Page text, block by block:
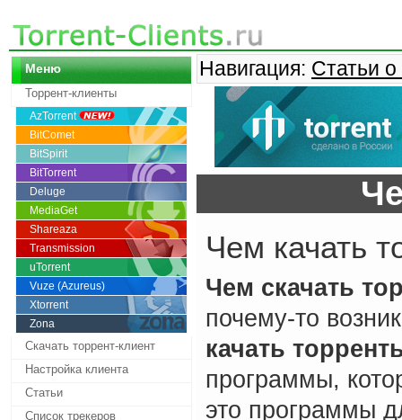
Меню
Торрент-клиенты
AzTorrent
BitComet
BitSpirit
BitTorrent
Deluge
MediaGet
Shareaza
Transmission
uTorrent
Vuze (Azureus)
Xtorrent
Zona
Скачать торрент-клиент
Настройка клиента
Статьи
Список трекеров
Навигация: Статьи
Чем качать
Чем скачать
почему-то
качать
программы,
это программы